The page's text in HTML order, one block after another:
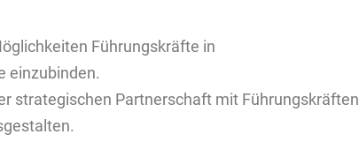
Führungskräfte in
einzubinden.
strategischen Partnerschaft mit Führungskräften